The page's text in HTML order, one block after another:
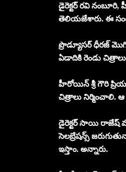
డైరెక్టర్ రవి నంబూరి,
తెలియజేశారు. ఈ
ప్రొడ్యూసర్ ధీరజ్
ఏడాదికి రెండు
హీరోయిన్ శ్రీ గౌరి ప్రియ
చిత్రాలు నిర్మించాలి.
డైరెక్టర్ సాయి రాజేష్
సెలబ్రేషన్స్
ఇస్తాం. అన్నారు.